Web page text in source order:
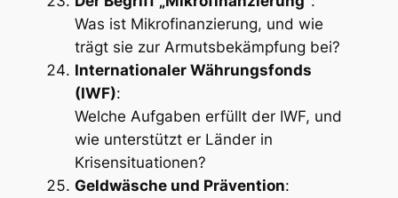
Was ist Mikrofinanzierung, und wie
trägt sie zur Armutsbekämpfung bei?
Internationaler Währungsfonds
(IWF):
Welche Aufgaben erfüllt der IWF, und
wie unterstützt er Länder in
Krisensituationen?
Geldwäsche und Prävention: